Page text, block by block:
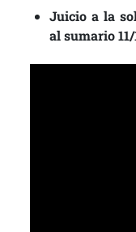
Juicio a la
al sumario 11/